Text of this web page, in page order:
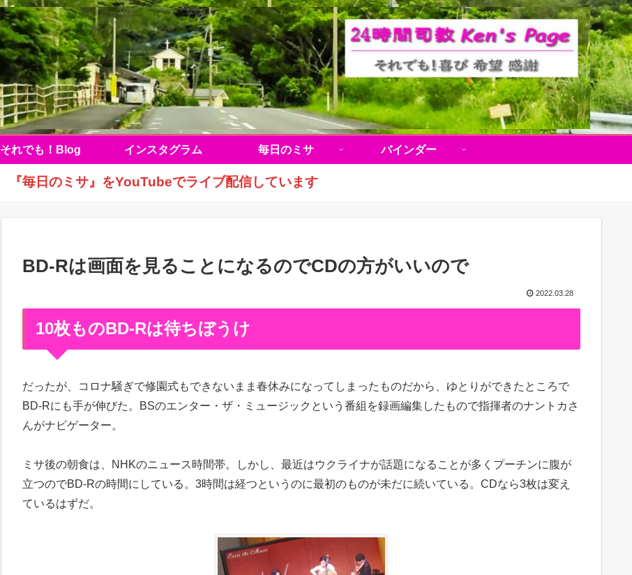
それでも！Blog インスタグラム 毎日のミサ バインダー
『毎日のミサ』をYouTubeでライブ配信しています
BD-Rは画面を見ることになるのでCDの方がいいので
2022.03.28
10枚ものBD-Rは待ちぼうけ
だったが、コロナ騒ぎで修園式もできないまま春休みになってしまったものだから、ゆとりができたところで
BD-Rにも手が伸びた。BSのエンター・ザ・ミュージックという番組を録画編集したもので指揮者のナントカさ
んがナビゲーター。
ミサ後の朝食は、NHKのニュース時間帯。しかし、最近はウクライナが話題になることが多くプーチンに腹が
立つのでBD-Rの時間にしている。3時間は経つというのに最初のものが未だに続いている。CDなら3枚は変え
ているはずだ。